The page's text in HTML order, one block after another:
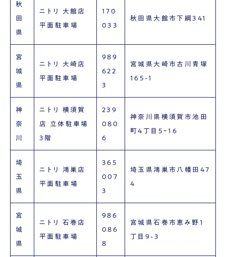
秋
田
県
ニトリ 大館店
平面駐車場
170
033
秋田県大館市下綱341
宮
城
県
ニトリ 大崎店
平面駐車場
989
622
3
宮城県大崎市古川青塚
165-1
神
奈
川
ニトリ 横須賀
店 立体駐車場
3階
239
080
6
神奈川県横須賀市池田
町4丁目5ｰ16
埼
玉
県
ニトリ 鴻巣店
平面駐車場
365
007
3
埼玉県鴻巣市八幡田47
4
宮
城
県
ニトリ 石巻店
平面駐車場
986
086
8
宮城県石巻市恵み野1
丁目9-3